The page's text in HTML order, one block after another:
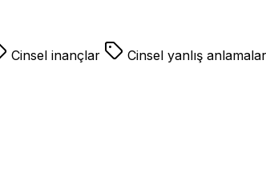
Cinsel inançlar Cinsel yanlış anlamalar